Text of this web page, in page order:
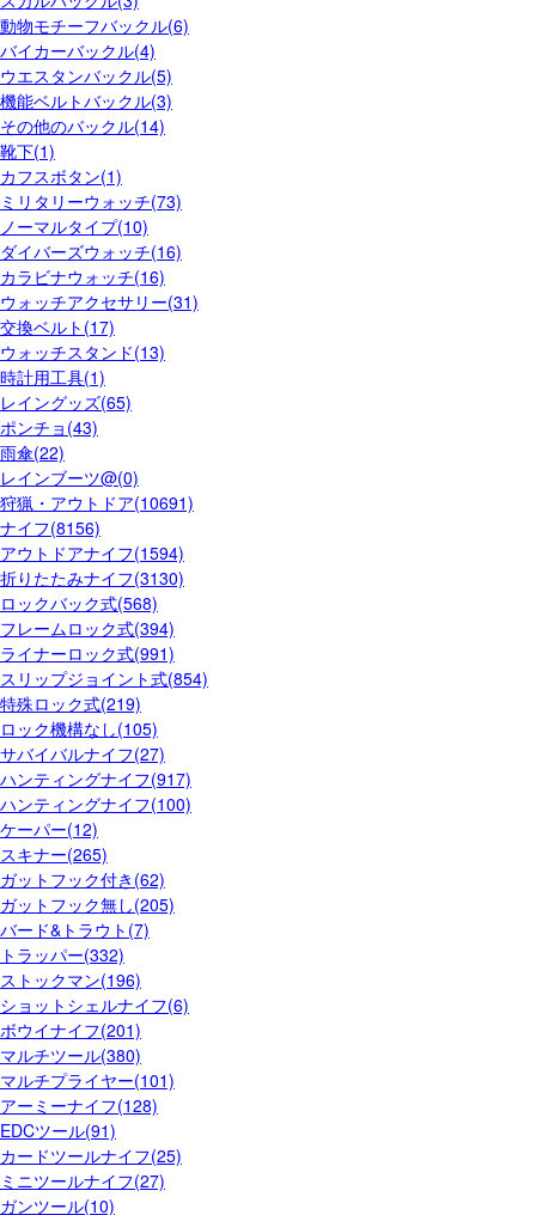
動物モチーフバックル(6)
バイカーバックル(4)
ウエスタンバックル(5)
機能ベルトバックル(3)
その他のバックル(14)
靴下(1)
カフスボタン(1)
ミリタリーウォッチ(73)
ノーマルタイプ(10)
ダイバーズウォッチ(16)
カラビナウォッチ(16)
ウォッチアクセサリー(31)
交換ベルト(17)
ウォッチスタンド(13)
時計用工具(1)
レイングッズ(65)
ポンチョ(43)
雨傘(22)
レインブーツ@(0)
狩猟・アウトドア(10691)
ナイフ(8156)
アウトドアナイフ(1594)
折りたたみナイフ(3130)
ロックバック式(568)
フレームロック式(394)
ライナーロック式(991)
スリップジョイント式(854)
特殊ロック式(219)
ロック機構なし(105)
サバイバルナイフ(27)
ハンティングナイフ(917)
ハンティングナイフ(100)
ケーパー(12)
スキナー(265)
ガットフック付き(62)
ガットフック無し(205)
バード&トラウト(7)
トラッパー(332)
ストックマン(196)
ショットシェルナイフ(6)
ボウイナイフ(201)
マルチツール(380)
マルチプライヤー(101)
アーミーナイフ(128)
EDCツール(91)
カードツールナイフ(25)
ミニツールナイフ(27)
ガンツール(10)